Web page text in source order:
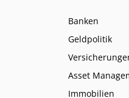
Banken
Geldpolitik
Asset
Immobilien